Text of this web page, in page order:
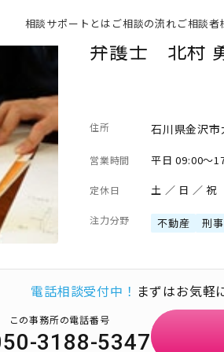
相談サポートとは ご相談の流れご相談者
弁護士 北村
住所 石川県金沢
営業時間 平日 09:00～
定休日 土 ／ 日 ／ 祝
注力分野 不動産 刑
電話相談受付中！ まずはお気軽
この事務所の電話番号
3188-5347